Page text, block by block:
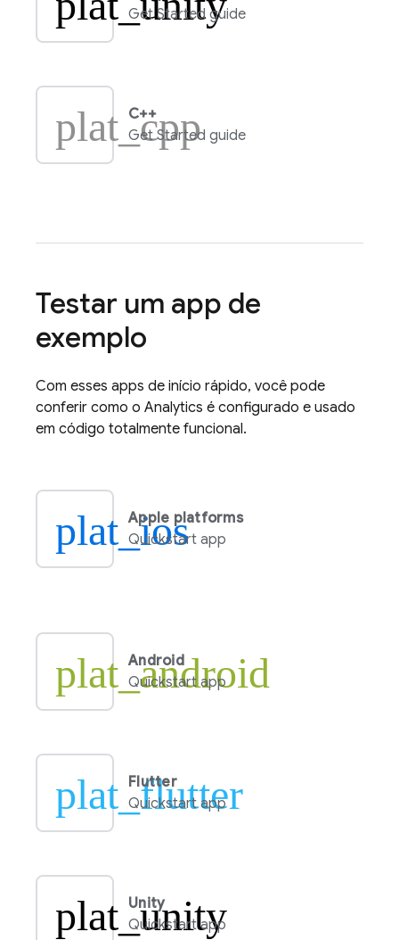
Get Started guide
plat_cpp
C++
Get Started guide
Testar um app de
exemplo
Com esses apps de início rápido, você pode
conferir como o Analytics é configurado e usado
em código totalmente funcional.
plat_ios
Apple platforms
Quickstart app
plat_android
Android
Quickstart app
plat_flutter
Flutter
Quickstart app
plat_unity
Unity
Quickstart app